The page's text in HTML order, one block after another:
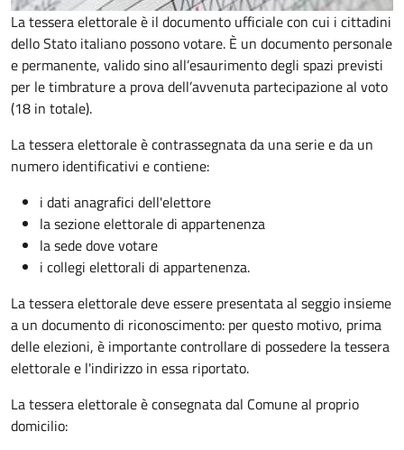
La tessera elettorale è il documento ufficiale con cui i cittadini
dello Stato italiano possono votare. È un documento personale
e permanente, valido sino all’esaurimento degli spazi previsti
per le timbrature a prova dell’avvenuta partecipazione al voto
(18 in totale).
La tessera elettorale è contrassegnata da una serie e da un
numero identificativi e contiene:
i dati anagrafici dell'elettore
la sezione elettorale di appartenenza
la sede dove votare
i collegi elettorali di appartenenza.
La tessera elettorale deve essere presentata al seggio insieme
a un documento di riconoscimento: per questo motivo, prima
delle elezioni, è importante controllare di possedere la tessera
elettorale e l'indirizzo in essa riportato.
La tessera elettorale è consegnata dal Comune al proprio
domicilio: